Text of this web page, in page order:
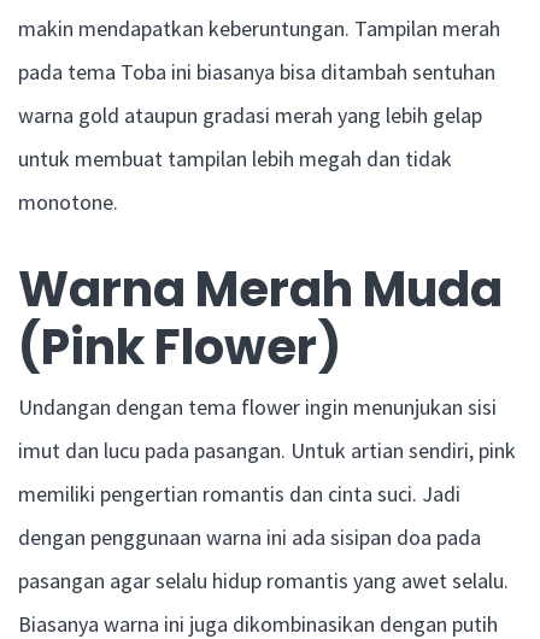
makin mendapatkan keberuntungan. Tampilan merah
pada tema Toba ini biasanya bisa ditambah sentuhan
warna gold ataupun gradasi merah yang lebih gelap
untuk membuat tampilan lebih megah dan tidak
monotone.
Warna Merah Muda
(Pink Flower)
Undangan dengan tema flower ingin menunjukan sisi
imut dan lucu pada pasangan. Untuk artian sendiri, pink
memiliki pengertian romantis dan cinta suci. Jadi
dengan penggunaan warna ini ada sisipan doa pada
pasangan agar selalu hidup romantis yang awet selalu.
Biasanya warna ini juga dikombinasikan dengan putih